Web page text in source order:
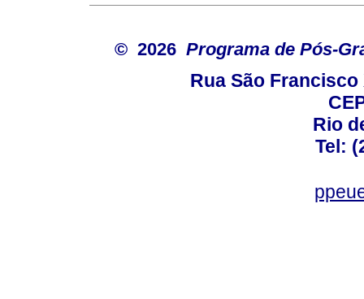
© 2026 Programa de Pós-
Rua São Francisco
Rio
Tel: